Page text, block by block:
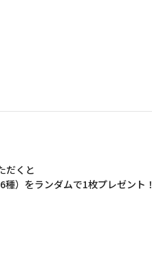
だくと
）をランダムで1枚プレゼント！